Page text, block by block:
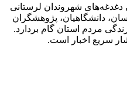
شهروندان لرستانی
دانشگاهیان، پژوهشگران
مردم استان گام بردارد.
سریع اخبار است.